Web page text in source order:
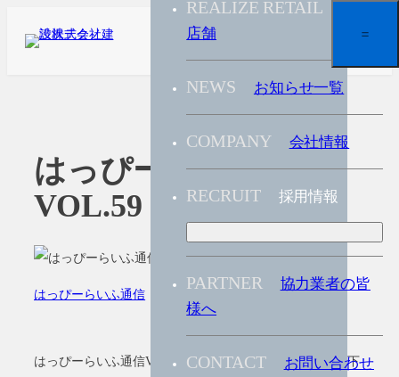
店舗
お知らせ一覧
会社情報
採用情報
協力業者の皆
様へ
お問い合わせ
はっぴーらいふ通信
VOL.59
はっぴーらいふ通信
はっぴーらいふ通信VOL.59が発行されました。ぜびご覧下